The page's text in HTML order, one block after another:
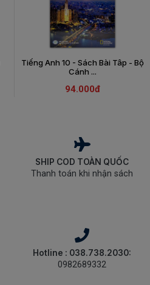
Tiếng Anh 10 - Sách Bài Tâp - Bộ
Cánh ...
94.000đ
SHIP COD TOÀN QUỐC
Thanh toán khi nhận sách
Hotline : 038.738.2030:
0982689332